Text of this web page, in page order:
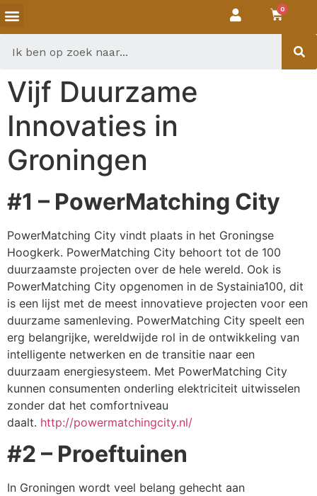
Vijf Duurzame
Innovaties in
Groningen
#1 – PowerMatching City
PowerMatching City vindt plaats in het Groningse
Hoogkerk. PowerMatching City behoort tot de 100
duurzaamste projecten over de hele wereld. Ook is
PowerMatching City opgenomen in de Systainia100, dit
is een lijst met de meest innovatieve projecten voor een
duurzame samenleving. PowerMatching City speelt een
erg belangrijke, wereldwijde rol in de ontwikkeling van
intelligente netwerken en de transitie naar een
duurzaam energiesysteem. Met PowerMatching City
kunnen consumenten onderling elektriciteit uitwisselen
zonder dat het comfortniveau
daalt. http://powermatchingcity.nl/
#2 – Proeftuinen
In Groningen wordt veel belang gehecht aan